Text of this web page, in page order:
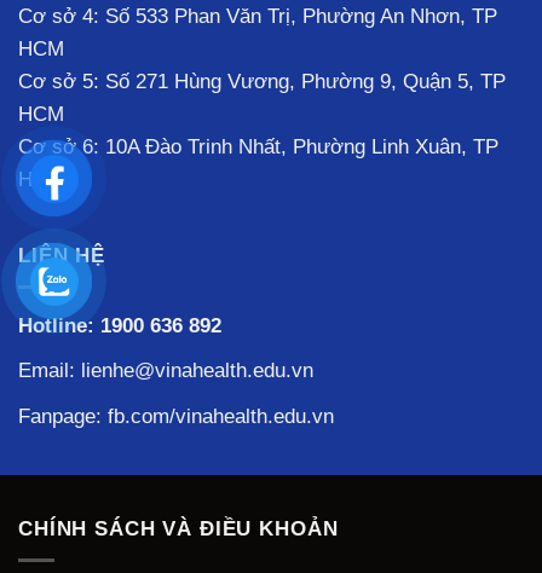
Cơ sở 4: Số 533 Phan Văn Trị, Phường An Nhơn, TP
HCM
Cơ sở 5: Số 271 Hùng Vương, Phường 9, Quận 5, TP
HCM
Cơ sở 6: 10A Đào Trinh Nhất, Phường Linh Xuân, TP
HCM
LIÊN HỆ
Hotline: 1900 636 892
Email: lienhe@vinahealth.edu.vn
Fanpage: fb.com/vinahealth.edu.vn
CHÍNH SÁCH VÀ ĐIỀU KHOẢN